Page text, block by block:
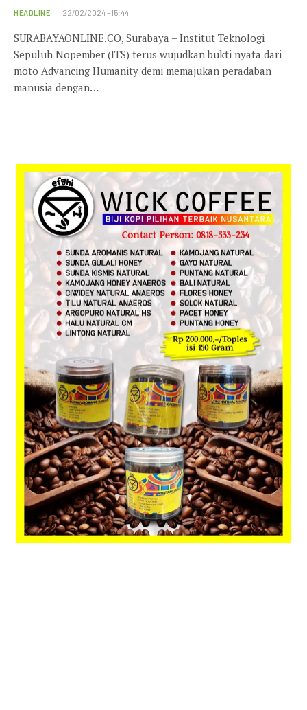
HEADLINE 22/02/2024 - 15:44
SURABAYAONLINE.CO, Surabaya – Institut Teknologi
Sepuluh Nopember (ITS) terus wujudkan bukti nyata dari
moto Advancing Humanity demi memajukan peradaban
manusia dengan…